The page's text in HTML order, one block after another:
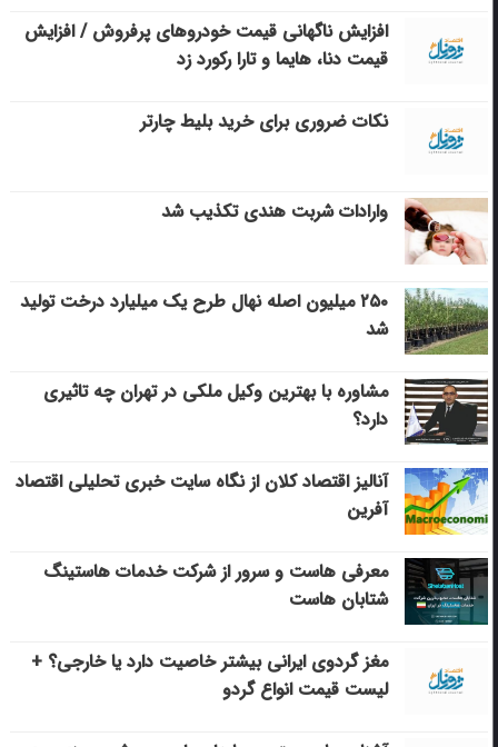
افزایش ناگهانی قیمت خودروهای پرفروش / افزایش
قیمت دنا، هایما و تارا رکورد زد
نکات ضروری برای خرید بلیط چارتر
وارادات شربت هندی تکذیب شد
۲۵۰ میلیون اصله نهال طرح یک میلیارد درخت تولید
شد
مشاوره با بهترین وکیل ملکی در تهران چه تاثیری
دارد؟
آنالیز اقتصاد کلان از نگاه سایت خبری تحلیلی اقتصاد
آفرین
معرفی هاست و سرور از شرکت خدمات هاستینگ
شتابان هاست
مغز گردوی ایرانی بیشتر خاصیت دارد یا خارجی؟ +
لیست قیمت انواع گردو